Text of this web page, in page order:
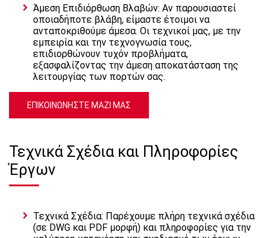
Άμεση Επιδιόρθωση Βλαβών: Αν παρουσιαστεί
οποιαδήποτε βλάβη, είμαστε έτοιμοι να
ανταποκριθούμε άμεσα. Οι τεχνικοί μας, με την
εμπειρία και την τεχνογνωσία τους,
επιδιορθώνουν τυχόν προβλήματα,
εξασφαλίζοντας την άμεση αποκατάσταση της
λειτουργίας των πορτών σας.
ΕΠΙΚΟΙΝΩΝΗΣΤΕ ΜΑΖΙ ΜΑΣ
Τεχνικά Σχέδια και Πληροφορίες
Έργων
Τεχνικά Σχέδια: Παρέχουμε πλήρη τεχνικά σχέδια
(σε DWG και PDF μορφή) και πληροφορίες για την